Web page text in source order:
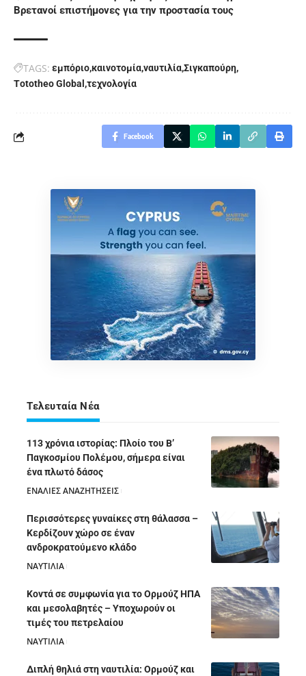
Βρετανοί επιστήμονες για την προστασία τους
TAGS: εμπόριοκαινοτομίαναυτιλίαΣιγκαπούρη
Τototheo Global τεχνολογία
Facebook
Τελευταία Νέα
113 χρόνια ιστορίας: Πλοίο του Β’
Παγκοσμίου Πολέμου, σήμερα είναι
ένα πλωτό δάσος
ΕΝΑΛΙΕΣ ΑΝΑΖΗΤΗΣΕΙΣ
Περισσότερες γυναίκες στη θάλασσα –
Κερδίζουν χώρο σε έναν
ανδροκρατούμενο κλάδο
ΝΑΥΤΙΛΙΑ
Κοντά σε συμφωνία για το Ορμούζ ΗΠΑ
και μεσολαβητές – Υποχωρούν οι
τιμές του πετρελαίου
ΝΑΥΤΙΛΙΑ
Διπλή θηλιά στη ναυτιλία: Ορμούζ και